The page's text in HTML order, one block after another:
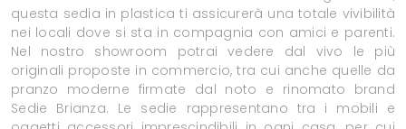
questa sedia in plastica ti assicurerà una totale vivibilità
nei locali dove si sta in compagnia con amici e parenti.
Nel nostro showroom potrai vedere dal vivo le più
originali proposte in commercio, tra cui anche quelle da
pranzo moderne firmate dal noto e rinomato brand
Sedie Brianza. Le sedie rappresentano tra i mobili e